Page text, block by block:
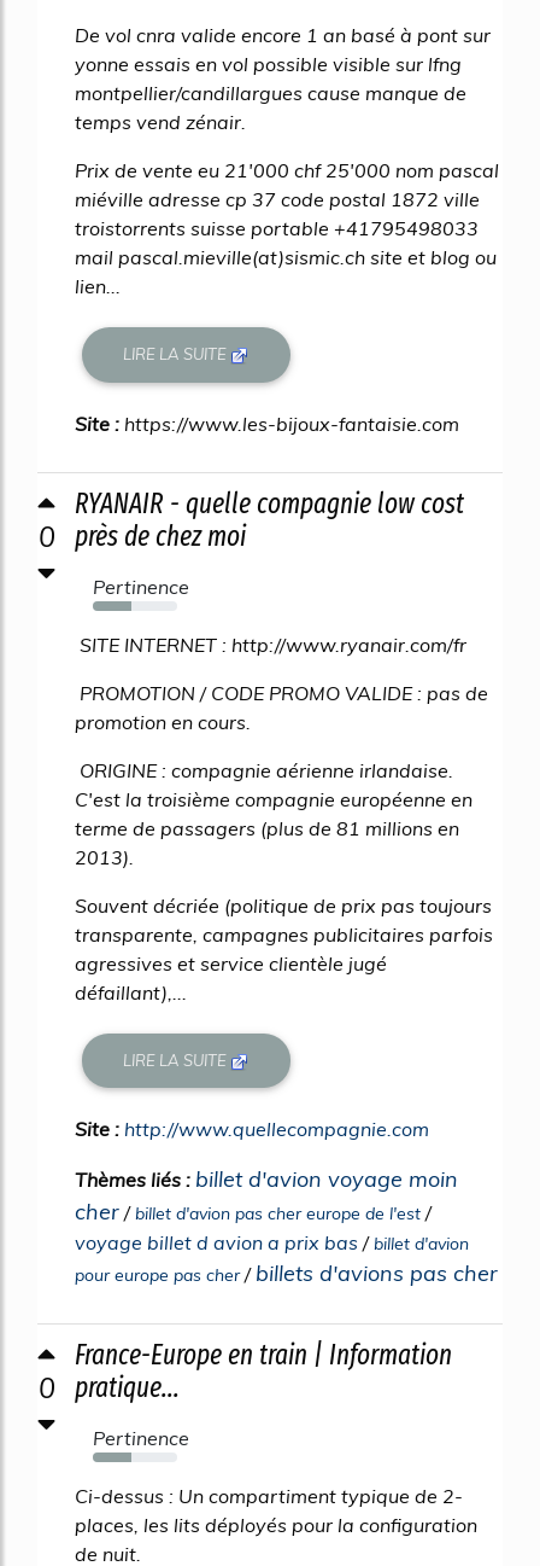
De vol cnra valide encore 1 an basé à pont sur
yonne essais en vol possible visible sur lfng
montpellier/candillargues cause manque de
temps vend zénair.
Prix de vente eu 21'000 chf 25'000 nom pascal
miéville adresse cp 37 code postal 1872 ville
troistorrents suisse portable +41795498033
mail pascal.mieville(at)sismic.ch site et blog ou
lien...
LIRE LA SUITE
Site : https://www.les-bijoux-fantaisie.com
0
RYANAIR - quelle compagnie low cost
près de chez moi
Pertinence
46%
SITE INTERNET : http://www.ryanair.com/fr
PROMOTION / CODE PROMO VALIDE : pas de
promotion en cours.
ORIGINE : compagnie aérienne irlandaise.
C'est la troisième compagnie européenne en
terme de passagers (plus de 81 millions en
2013).
Souvent décriée (politique de prix pas toujours
transparente, campagnes publicitaires parfois
agressives et service clientèle jugé
défaillant),...
LIRE LA SUITE
Site : http://www.quellecompagnie.com
Thèmes liés : billet d'avion voyage moin
cher /billet d'avion pas cher europe de l'est /
voyage billet d avion a prix bas /billet d'avion
pour europe pas cher/ billets d'avions pas cher
0
France-Europe en train | Information
pratique...
Pertinence
46%
Ci-dessus : Un compartiment typique de 2-
places, les lits déployés pour la configuration
de nuit.